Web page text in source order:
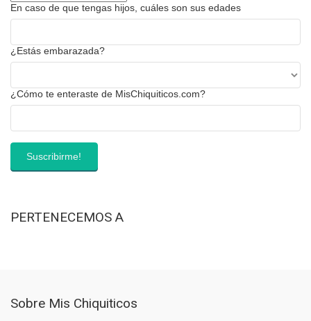
En caso de que tengas hijos, cuáles son sus edades
¿Estás embarazada?
¿Cómo te enteraste de MisChiquiticos.com?
PERTENECEMOS A
Sobre Mis Chiquiticos